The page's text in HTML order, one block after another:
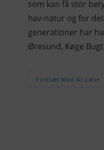
som kan få stor
hav-natur og for
generationer har
Øresund, Køge
Fortsæt Med At Læse